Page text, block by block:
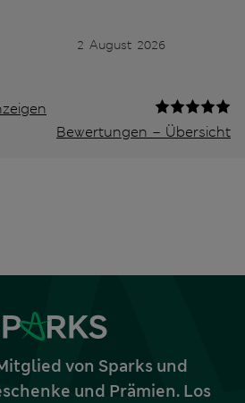
2 August 2026
Bewertungen – Übersicht
von Sparks und
und Prämien. Los